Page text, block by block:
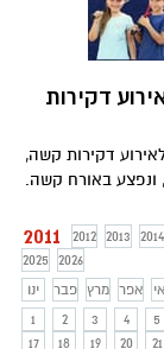
דקירות
דקירות קשה,
במהלכו נדקר צעיר בן 18, ונפצע באורח קשה.
2011 2012 2013 2014
2025
2026
ינו
פבר מרץ אפר
1
2 3 4 5
17
18 19 20 21